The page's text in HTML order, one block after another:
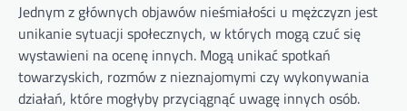
Jednym z głównych objawów nieśmiałości u mężczyzn jest
unikanie sytuacji społecznych, w których mogą czuć się
wystawieni na ocenę innych. Mogą unikać spotkań
towarzyskich, rozmów z nieznajomymi czy wykonywania
działań, które mogłyby przyciągnąć uwagę innych osób.